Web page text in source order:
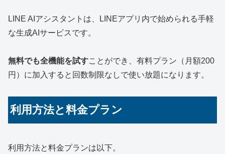
LINE AIアシスタントは、LINEアプリ内で始められる手軽
な生成AIサービスです。
無料でも全機能を試すことができ、有料プラン（月額200
円）に加入すると回数制限なしで使い放題になります。
利用方法と料金プラン
利用方法と料金プランは以下。